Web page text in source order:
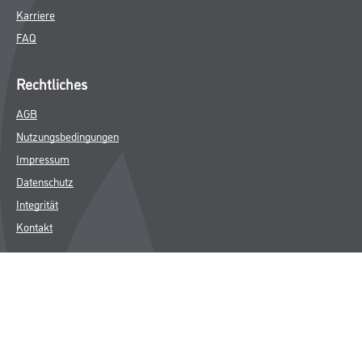
Karriere
FAQ
Rechtliches
AGB
Nutzungsbedingungen
Impressum
Datenschutz
Integrität
Kontakt